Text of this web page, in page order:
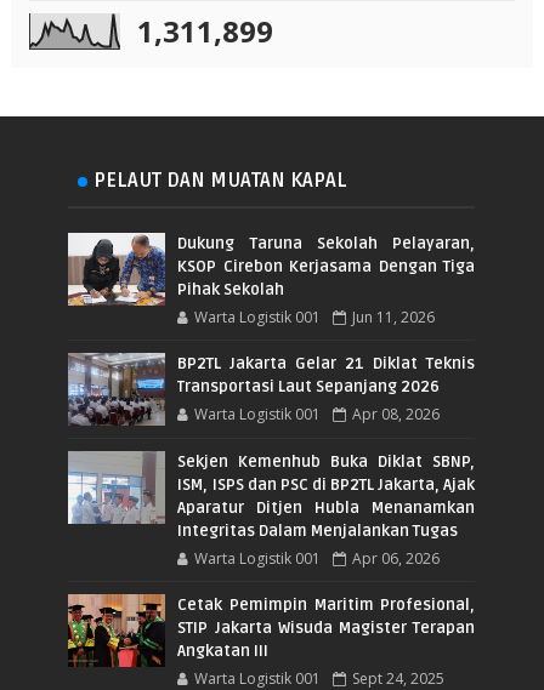
1,311,899
PELAUT DAN MUATAN KAPAL
Dukung Taruna Sekolah Pelayaran,
KSOP Cirebon Kerjasama Dengan Tiga
Pihak Sekolah
Warta Logistik 001 Jun 11, 2026
BP2TL Jakarta Gelar 21 Diklat Teknis
Transportasi Laut Sepanjang 2026
Warta Logistik 001 Apr 08, 2026
Sekjen Kemenhub Buka Diklat SBNP,
ISM, ISPS dan PSC di BP2TL Jakarta, Ajak
Aparatur Ditjen Hubla Menanamkan
Integritas Dalam Menjalankan Tugas
Warta Logistik 001 Apr 06, 2026
Cetak Pemimpin Maritim Profesional,
STIP Jakarta Wisuda Magister Terapan
Angkatan III
Warta Logistik 001 Sept 24, 2025